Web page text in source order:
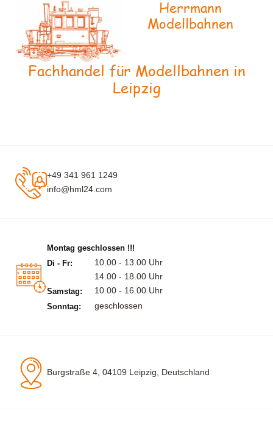
Herrmann
Modellbahnen
Fachhandel für Modellbahnen in
Leipzig
+49 341 961 1249
info@hml24.com
Montag geschlossen !!!
Di - Fr:
10.00 - 13.00 Uhr
14.00 - 18.00 Uhr
Samstag: 10.00 - 16.00 Uhr
Sonntag: geschlossen
Burgstraße 4, 04109 Leipzig, Deutschland